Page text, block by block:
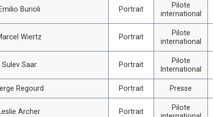
Emilio Burioli Portrait
Pilote
international
Wiertz Portrait
Pilote
international
Sulev Saar Portrait
Pilote
International
Regourd Portrait Presse
Archer Portrait
Pilote